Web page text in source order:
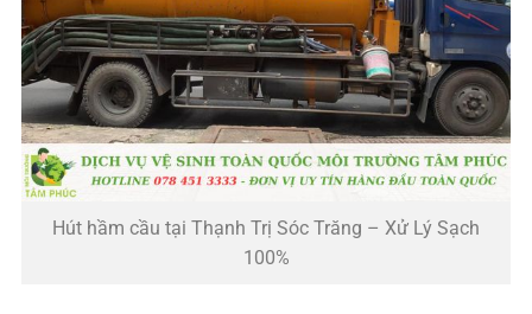
Hút hầm cầu tại Thạnh Trị Sóc Trăng – Xử Lý Sạch
100%